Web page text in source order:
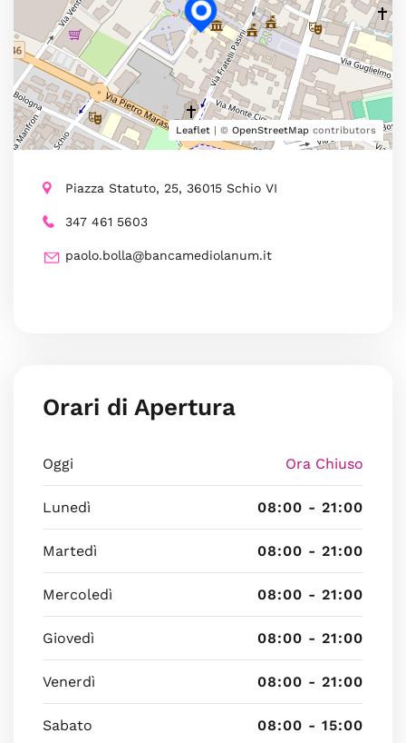
Leaflet | © OpenStreetMap contributors
Piazza Statuto, 25, 36015 Schio VI
347 461 5603
paolo.bolla@bancamediolanum.it
Orari di Apertura
Oggi Ora Chiuso
Lunedì 08:00 - 21:00
Martedì 08:00 - 21:00
Mercoledì 08:00 - 21:00
Giovedì 08:00 - 21:00
Venerdì 08:00 - 21:00
Sabato 08:00 - 15:00